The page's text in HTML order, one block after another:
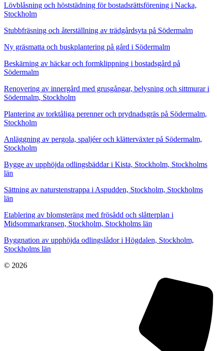
Lövblåsning och höststädning för bostadsrättsförening i Nacka,
Stockholm
Stubbfräsning och återställning av trädgårdsyta på Södermalm
Ny gräsmatta och buskplantering på gård i Södermalm
Beskärning av häckar och formklippning i bostadsgård på
Södermalm
Renovering av innergård med grusgångar, belysning och sittmurar i
Södermalm, Stockholm
Plantering av torktåliga perenner och prydnadsgräs på Södermalm,
Stockholm
Anläggning av pergola, spaljéer och klätterväxter på Södermalm,
Stockholm
Bygge av upphöjda odlingsbäddar i Kista, Stockholm, Stockholms
län
Sättning av naturstenstrappa i Aspudden, Stockholm, Stockholms
län
Etablering av blomsteräng med frösådd och slåtterplan i
Midsommarkransen, Stockholm, Stockholms län
Byggnation av upphöjda odlingslådor i Högdalen, Stockholm,
Stockholms län
© 2026